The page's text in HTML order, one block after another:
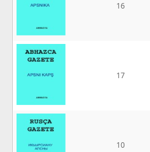
16
17
10